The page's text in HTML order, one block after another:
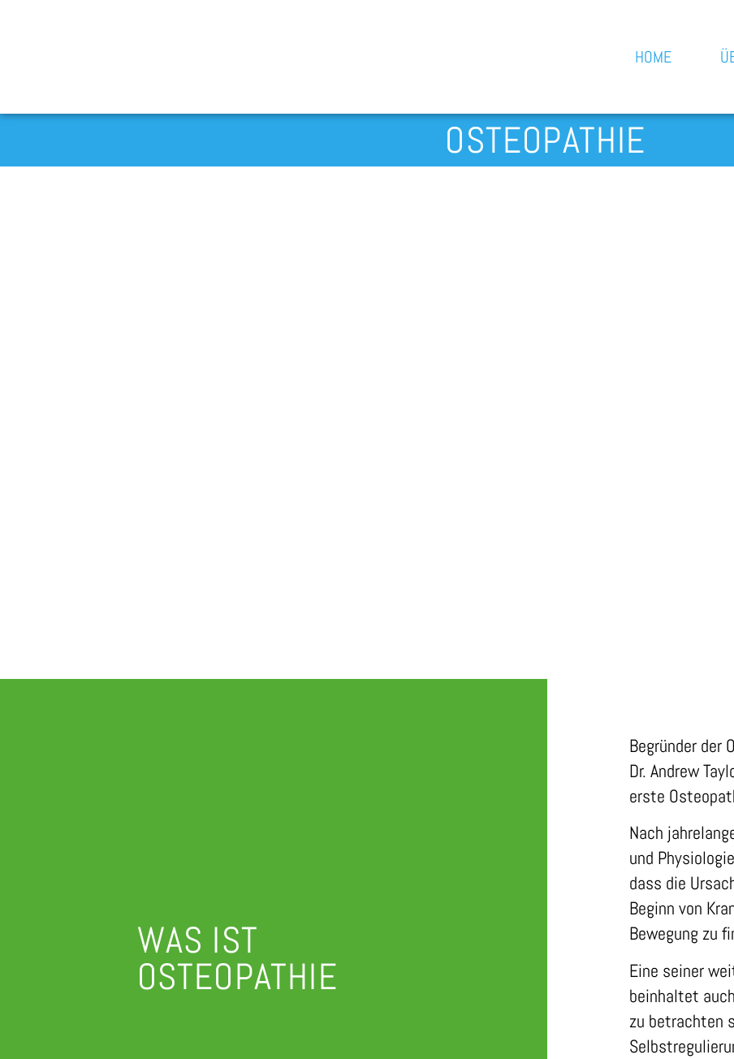
HOME
OSTEOPATHIE
WAS IST
OSTEOPATHIE
Begründer der
Dr. Andrew
erste
Nach
und
dass die
Beginn von
Bewegung zu
Eine seiner
beinhaltet
zu betrachten